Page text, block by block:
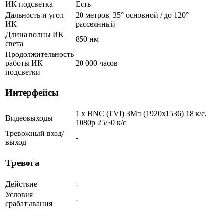
ИК подсветка
Есть
Дальность и угол
ИК
20 метров, 35° основной / до 120°
рассеянный
Длина волны ИК
света
850 нм
Продолжительность
работы ИК
подсветки
20 000 часов
Интерфейсы
Видеовыходы
1 x BNC (TVI) 3Мп (1920x1536) 18 к/с,
1080p 25/30 к/с
Тревожный вход/
выход
-
Тревога
Действие
-
Условия
срабатывания
-